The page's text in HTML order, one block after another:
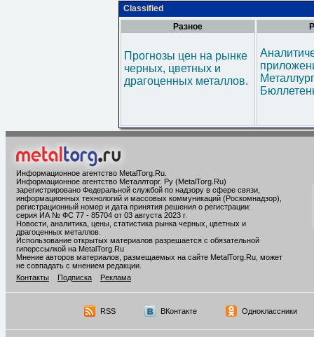
Classified
Разное
Прогнозы цен на рынке
черных, цветных и
драгоценных металлов.
Информационное агентство MetalTorg.Ru
Информационное агентство Металлторг. Ру (MetalTorg.Ru)
зарегистрировано Федеральной службой по надзору в сфере связи,
информационных технологий и массовых коммуникаций (Роскомнадзор),
регистрационный номер и дата принятия решения о регистрации:
серия ИА № ФС 77 - 85704 от 03 августа 2023 г.
Новости, аналитика, цены, статистика рынка черных, цветных и
драгоценных металлов.
Использование открытых материалов разрешается с обязательной
гиперссылкой на MetalTorg.Ru
Мнение авторов материалов, размещаемых на сайте MetalTorg.Ru, может
не совпадать с мнением редакции.
Контакты
Подписка Реклама
RSS ВКонтакте Одноклассники